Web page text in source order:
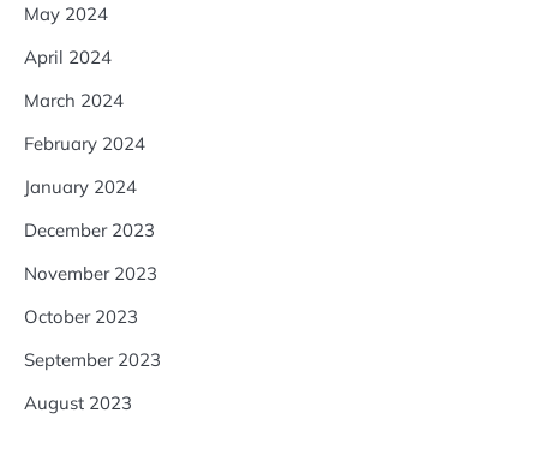
May 2024
April 2024
March 2024
February 2024
January 2024
December 2023
November 2023
October 2023
September 2023
August 2023